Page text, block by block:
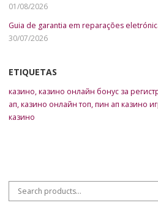
01/08/2026
Guia de garantia em reparações
30/07/2026
ETIQUETAS
казино,казино онлайн бонус за
ап,казино онлайн топ,пин ап казино
казино
Search for: